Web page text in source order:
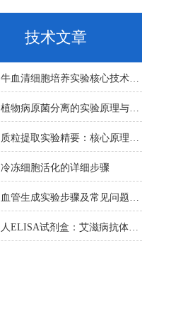
技术文章
牛血清细胞培养实验核心技术要点
植物病原菌分离的实验原理与操作步骤
质粒提取实验精要：核心原理与关键步骤
冷冻细胞活化的详细步骤
血管生成实验步骤及常见问题解析
人ELISA试剂盒：艾滋病抗体检测的简单指南